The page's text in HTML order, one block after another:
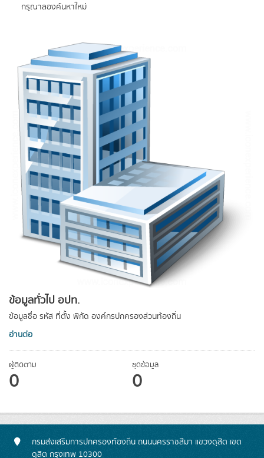
ข้อมูลทั่วไป อปท.
ข้อมูลชื่อ รหัส ที่ตั้ง พิกัด องค์กรปกครองส่วนท้องถิ่น
อ่านต่อ
ผู้ติดตาม
0
ชุดข้อมูล
0
กรุณาลองค้นหาใหม่
กรมส่งเสริมการปกครองท้องถิ่น ถนนนครราชสีมา แขวงดุสิต เขต
ดุสิต กรุงเทพ 10300